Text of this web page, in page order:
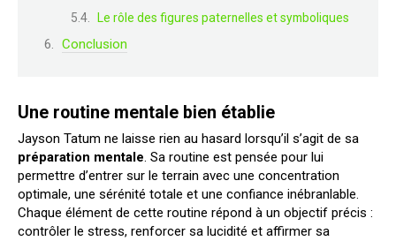
Le rôle des figures paternelles et symboliques
Conclusion
Une routine mentale bien établie
Jayson Tatum ne laisse rien au hasard lorsqu’il s’agit de sa
préparation mentale. Sa routine est pensée pour lui
permettre d’entrer sur le terrain avec une concentration
optimale, une sérénité totale et une confiance inébranlable.
Chaque élément de cette routine répond à un objectif précis :
contrôler le stress, renforcer sa lucidité et affirmer sa